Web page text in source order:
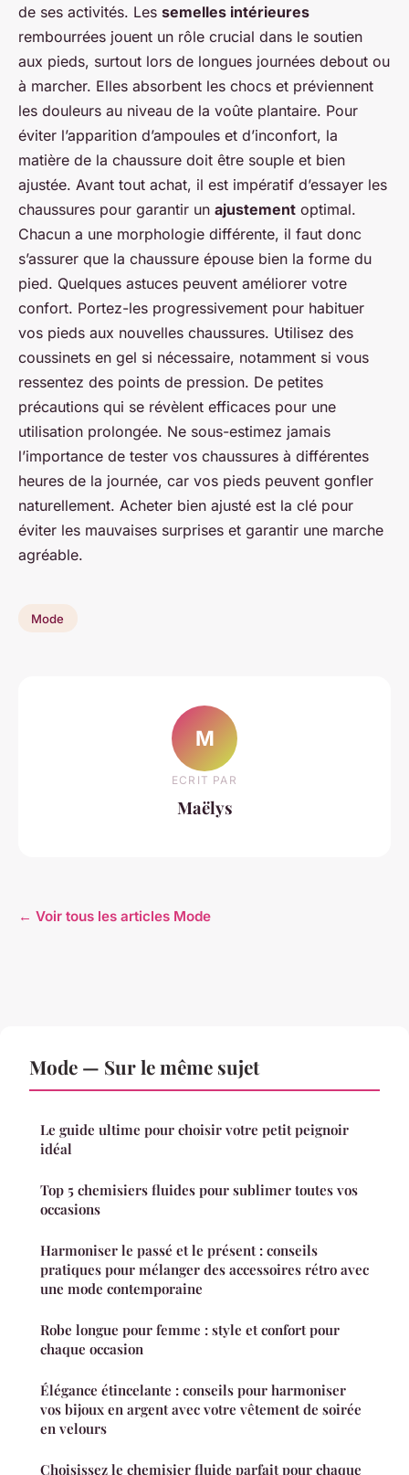
de ses activités. Les semelles intérieures
rembourrées jouent un rôle crucial dans le soutien
aux pieds, surtout lors de longues journées debout ou
à marcher. Elles absorbent les chocs et préviennent
les douleurs au niveau de la voûte plantaire. Pour
éviter l’apparition d’ampoules et d’inconfort, la
matière de la chaussure doit être souple et bien
ajustée. Avant tout achat, il est impératif d’essayer les
chaussures pour garantir un ajustement optimal.
Chacun a une morphologie différente, il faut donc
s’assurer que la chaussure épouse bien la forme du
pied. Quelques astuces peuvent améliorer votre
confort. Portez-les progressivement pour habituer
vos pieds aux nouvelles chaussures. Utilisez des
coussinets en gel si nécessaire, notamment si vous
ressentez des points de pression. De petites
précautions qui se révèlent efficaces pour une
utilisation prolongée. Ne sous-estimez jamais
l’importance de tester vos chaussures à différentes
heures de la journée, car vos pieds peuvent gonfler
naturellement. Acheter bien ajusté est la clé pour
éviter les mauvaises surprises et garantir une marche
agréable.
Mode
M
ECRIT PAR
Maëlys
← Voir tous les articles Mode
Mode — Sur le même sujet
Le guide ultime pour choisir votre petit peignoir
idéal
Top 5 chemisiers fluides pour sublimer toutes vos
occasions
Harmoniser le passé et le présent : conseils
pratiques pour mélanger des accessoires rétro avec
une mode contemporaine
Robe longue pour femme : style et confort pour
chaque occasion
Élégance étincelante : conseils pour harmoniser
vos bijoux en argent avec votre vêtement de soirée
en velours
Choisissez le chemisier fluide parfait pour chaque